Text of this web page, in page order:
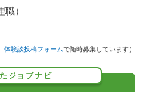
）
体験談投稿フォームで随時募集しています）
ジョブナビ